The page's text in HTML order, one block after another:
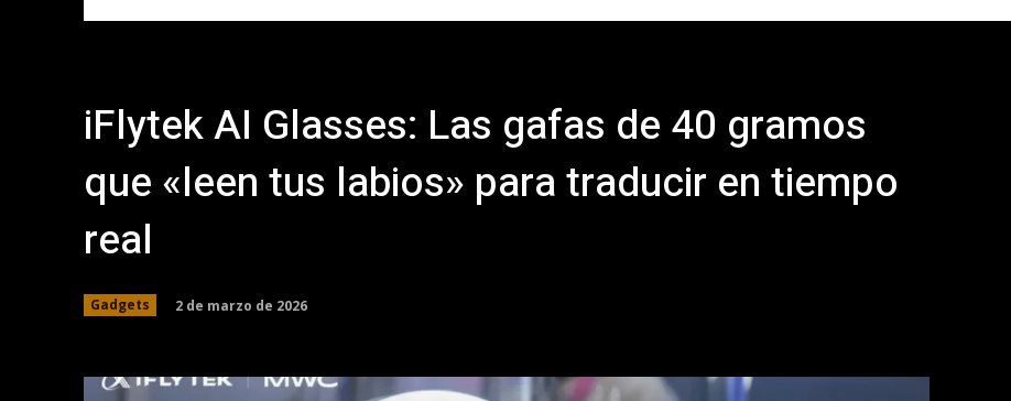
iFlytek AI Glasses: Las gafas de 40 gramos
que «leen tus labios» para traducir en tiempo
real
Gadgets 2 de marzo de 2026